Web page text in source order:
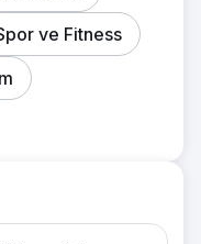
ve Fitness